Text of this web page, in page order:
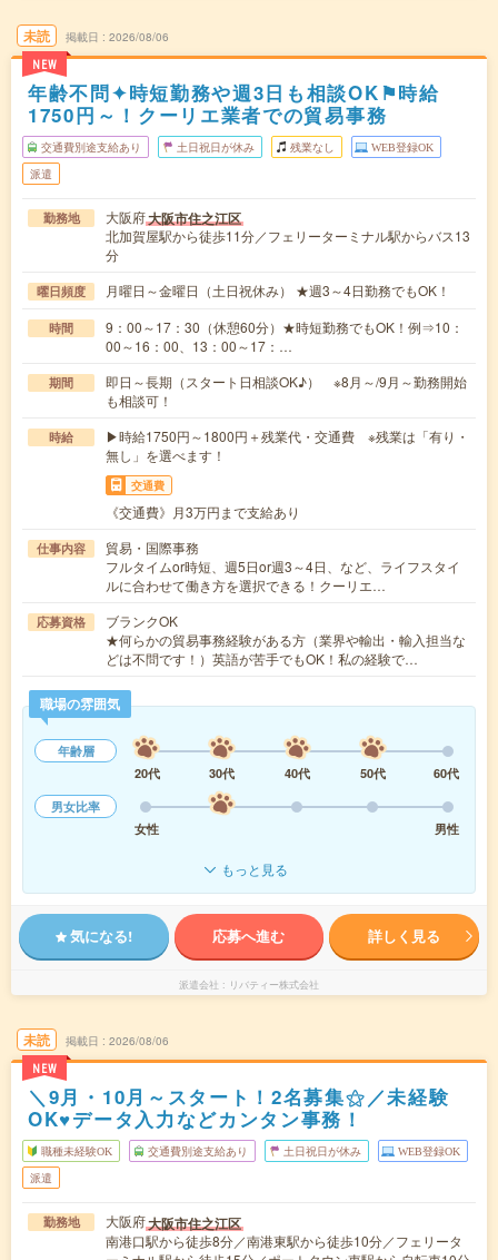
未読
NEW
掲載日 2026/08/06
年齢不問✦時短勤務や週3日も相談OK⚑時給
1750円～！クーリエ業者での貿易事務
交通費別途支給あり 土日祝日が休み 残業なし WEB登録OK
派遣
勤務地 大阪府大阪市住之江区
北加賀屋駅から徒歩11分／フェリーターミナル駅からバス13
分
曜日頻度 月曜日～金曜日（土日祝休み） ★週3～4日勤務でもOK！
時間
9：00～17：30（休憩60分）★時短勤務でもOK！例⇒10：
00～16：00、13：00～17：…
期間
即日～長期（スタート日相談OK♪） ※8月～/9月～勤務開始
も相談可！
時給
▶時給1750円～1800円＋残業代・交通費 ※残業は「有り・
無し」を選べます！
交通費
《交通費》月3万円まで支給あり
仕事内容
貿易・国際事務
フルタイムor時短、週5日or週3～4日、など、ライフスタイ
ルに合わせて働き方を選択できる！クーリエ…
応募資格
ブランクOK
★何らかの貿易事務経験がある方（業界や輸出・輸入担当な
どは不問です！）英語が苦手でもOK！私の経験で…
職場の雰囲気
年齢層
20代
30代 40代 50代
60代
男女比率
女性
男性
もっと見る
気になる! 応募へ進む 詳しく見る
派遣会社 リバティー株式会社
未読
NEW
掲載日 2026/08/06
＼9月・10月～スタート！2名募集⚝／未経験
OK♥データ入力などカンタン事務！
職種未経験OK 交通費別途支給あり 土日祝日が休み WEB登録OK
派遣
勤務地 大阪府大阪市住之江区
南港口駅から徒歩8分／南港東駅から徒歩10分／フェリータ